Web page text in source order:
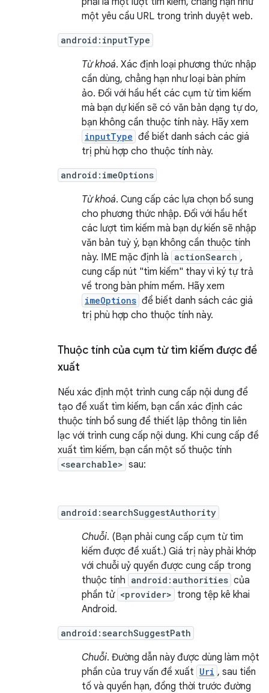
một yêu cầu URL trong trình duyệt web.
android:inputType
Từ khoá. Xác định loại phương thức nhập
cần dùng, chẳng hạn như loại bàn phím
ảo. Đối với hầu hết các cụm từ tìm kiếm
mà bạn dự kiến sẽ có văn bản dạng tự do,
bạn không cần thuộc tính này. Hãy xem
inputType để biết danh sách các giá
trị phù hợp cho thuộc tính này.
android:imeOptions
Từ khoá. Cung cấp các lựa chọn bổ sung
cho phương thức nhập. Đối với hầu hết
các lượt tìm kiếm mà bạn dự kiến sẽ nhập
văn bản tuỳ ý, bạn không cần thuộc tính
này. IME mặc định là actionSearch ,
cung cấp nút "tìm kiếm" thay vì ký tự trả
về trong bàn phím mềm. Hãy xem
imeOptions để biết danh sách các giá
trị phù hợp cho thuộc tính này.
Thuộc tính của cụm từ tìm kiếm được đề
xuất
Nếu xác định một trình cung cấp nội dung để
tạo đề xuất tìm kiếm, bạn cần xác định các
thuộc tính bổ sung để thiết lập thông tin liên
lạc với trình cung cấp nội dung. Khi cung cấp đề
xuất tìm kiếm, bạn cần một số thuộc tính
<searchable> sau:
android:searchSuggestAuthority
Chuỗi. (Bạn phải cung cấp cụm từ tìm
kiếm được đề xuất.) Giá trị này phải khớp
với chuỗi uỷ quyền được cung cấp trong
thuộc tính android:authorities của
phần tử <provider> trong tệp kê khai
Android.
android:searchSuggestPath
Chuỗi. Đường dẫn này được dùng làm một
phần của truy vấn đề xuất Uri , sau tiền
tố và quyền hạn, đồng thời trước đường